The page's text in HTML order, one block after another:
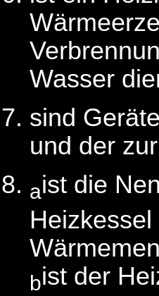
Wasser
sind
und der
aist die
bist der